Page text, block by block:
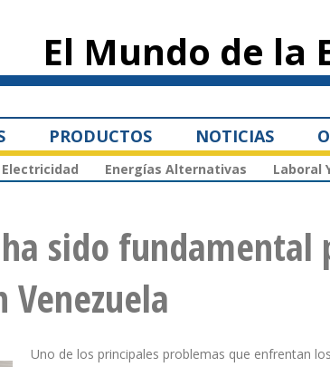
principal
El Mundo de la
PRODUCTOS NOTICIAS
Electricidad Energías Alternativas Laboral
sido fundamental
Uno de los principales problemas que enfrentan